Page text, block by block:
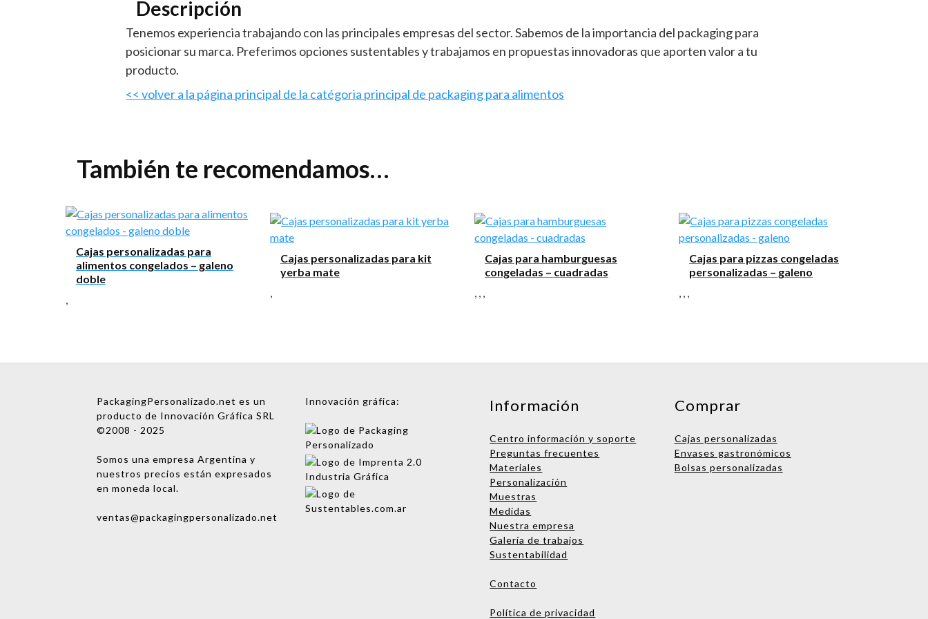
Descripción
Tenemos experiencia trabajando con las principales empresas del sector. Sabemos de la importancia del packaging para
posicionar su marca. Preferimos opciones sustentables y trabajamos en propuestas innovadoras que aporten valor a tu
producto.
<< volver a la página principal de la catégoria principal de packaging para alimentos
También te recomendamos…
Cajas personalizadas para
alimentos congelados – galeno
doble
,
Cajas personalizadas para kit
yerba mate
,
Cajas para hamburguesas
congeladas – cuadradas
, , ,
Cajas para pizzas congeladas
personalizadas – galeno
, , ,
PackagingPersonalizado.net es un
producto de Innovación Gráfica SRL
©2008 - 2025
Somos una empresa Argentina y
nuestros precios están expresados
en moneda local.
ventas@packagingpersonalizado.net
Innovación gráfica: Información
Centro información y soporte
Preguntas frecuentes
Materiales
Personalización
Muestras
Medidas
Nuestra empresa
Galería de trabajos
Sustentabilidad
Contacto
Política de privacidad
Comprar
Cajas personalizadas
Envases gastronómicos
Bolsas personalizadas
Enviar consulta